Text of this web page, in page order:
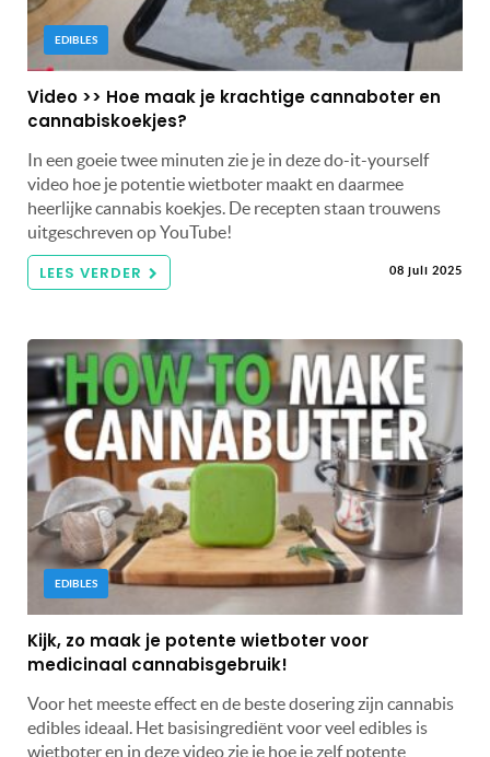
EDIBLES
Video >> Hoe maak je krachtige cannaboter en
cannabiskoekjes?
In een goeie twee minuten zie je in deze do-it-yourself
video hoe je potentie wietboter maakt en daarmee
heerlijke cannabis koekjes. De recepten staan trouwens
uitgeschreven op YouTube!
LEES VERDER 08 juli 2025
EDIBLES
Kijk, zo maak je potente wietboter voor
medicinaal cannabisgebruik!
Voor het meeste effect en de beste dosering zijn cannabis
edibles ideaal. Het basisingrediënt voor veel edibles is
wietboter en in deze video zie je hoe je zelf potente